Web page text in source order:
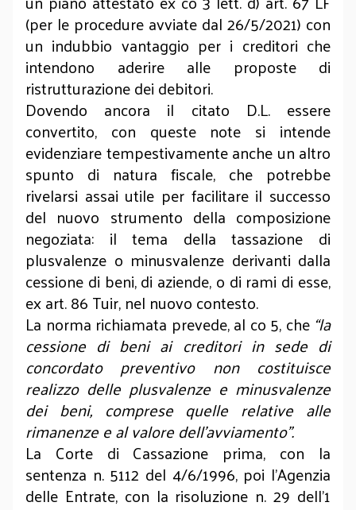
(per le procedure avviate dal 26/5/2021) con
un indubbio vantaggio per i creditori che
intendono aderire alle proposte di
ristrutturazione dei debitori.
Dovendo ancora il citato D.L. essere
convertito, con queste note si intende
evidenziare tempestivamente anche un altro
spunto di natura fiscale, che potrebbe
rivelarsi assai utile per facilitare il successo
del nuovo strumento della composizione
negoziata: il tema della tassazione di
plusvalenze o minusvalenze derivanti dalla
cessione di beni, di aziende, o di rami di esse,
ex art. 86 Tuir, nel nuovo contesto.
La norma richiamata prevede, al co 5, che“la
cessione di beni ai creditori in sede di
concordato preventivo non costituisce
realizzo delle plusvalenze e minusvalenze
dei beni, comprese quelle relative alle
rimanenze e al valore dell’avviamento”.
La Corte di Cassazione prima, con la
sentenza n. 5112 del 4/6/1996, poi l’Agenzia
delle Entrate, con la risoluzione n. 29 dell’1